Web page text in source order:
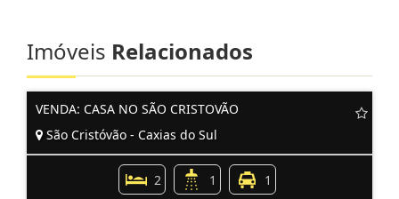
Imóveis Relacionados
VENDA: CASA NO SÃO CRISTOVÃO
São Cristóvão - Caxias do Sul
2 1 1